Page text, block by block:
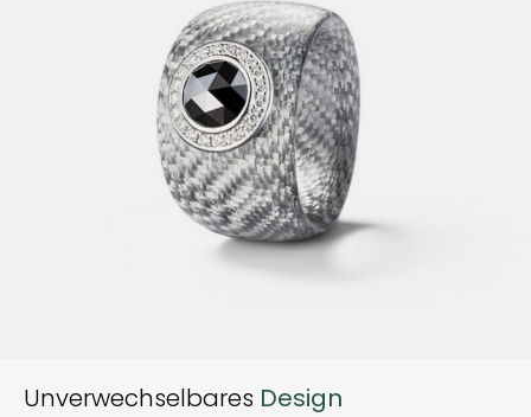
Unverwechselbares Design